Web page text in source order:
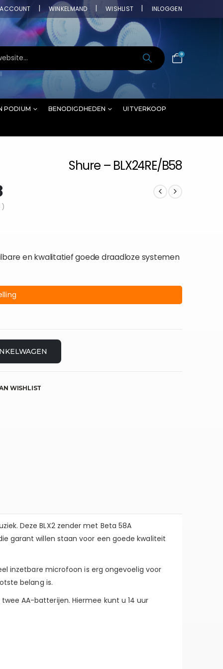
ACCOUNT WINKELMAND WISHLIST INLOGGEN
0
PODIUM BENODIGDHEDEN UITVERKOOP
Shure – BLX24RE/B58
)
en kwalitatief goede draadloze systemen
WISHLIST
Deze BLX2 zender met Beta 58A
garant willen staan voor een goede kwaliteit
inzetbare microfoon is erg ongevoelig voor
belang is.
AA-batterijen. Hiermee kunt u 14 uur